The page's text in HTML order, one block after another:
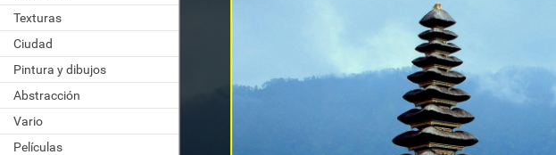
Texturas
Ciudad
Pintura y dibujos
Abstracción
Vario
Películas